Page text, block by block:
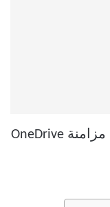
يستكشف هذا الدليل كيفية تعطيل مزامنة OneDrive